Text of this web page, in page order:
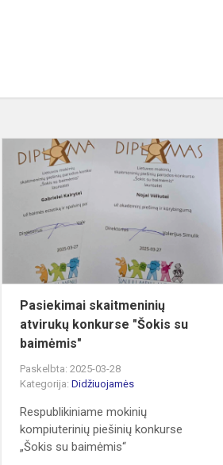
Pasiekimai skaitmeninių
atvirukų konkurse "Šokis su
baimėmis"
Paskelbta: 2025-03-28
Kategorija:Didžiuojamės
Respublikiniame mokinių
kompiuterinių piešinių konkurse
„Šokis su baimėmis“